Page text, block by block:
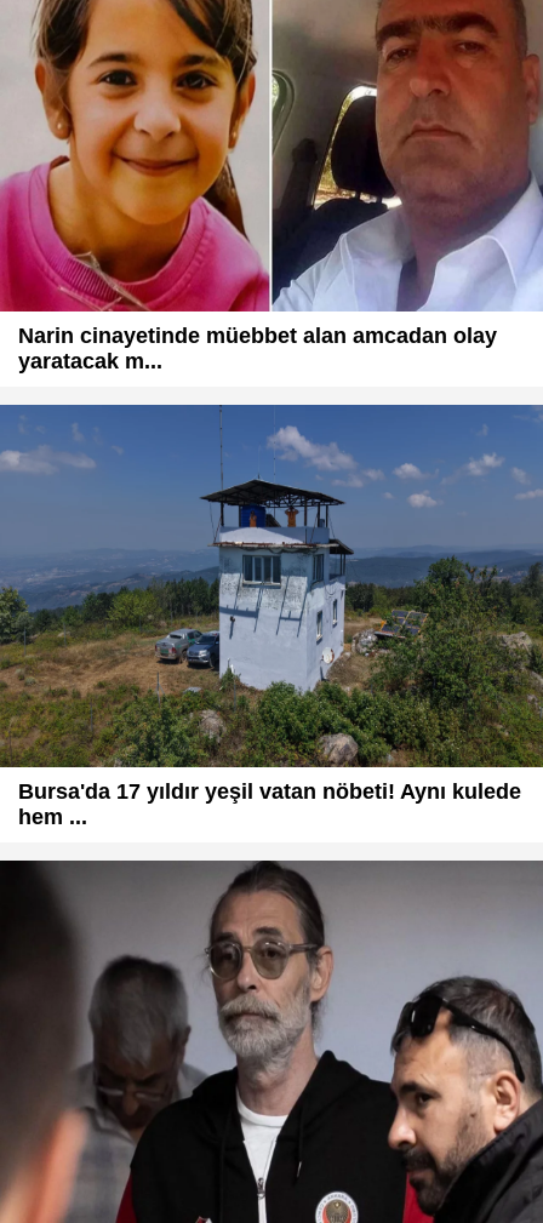
Narin cinayetinde müebbet alan amcadan olay
yaratacak m...
Bursa'da 17 yıldır yeşil vatan nöbeti! Aynı kulede
hem ...